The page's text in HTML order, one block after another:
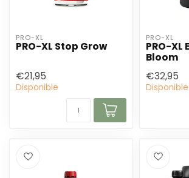
PRO-XL
PRO-XL Stop Grow
€21,95
Disponible
PRO-XL
PRO-XL
Bloom
€32,95
Disponible